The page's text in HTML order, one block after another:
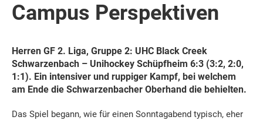
Campus Perspektiven
Herren GF 2. Liga, Gruppe 2: UHC Black Creek
Schwarzenbach – Unihockey Schüpfheim 6:3 (3:2, 2:0,
1:1). Ein intensiver und ruppiger Kampf, bei welchem
am Ende die Schwarzenbacher Oberhand die behielten.
Das Spiel begann, wie für einen Sonntagabend typisch, eher